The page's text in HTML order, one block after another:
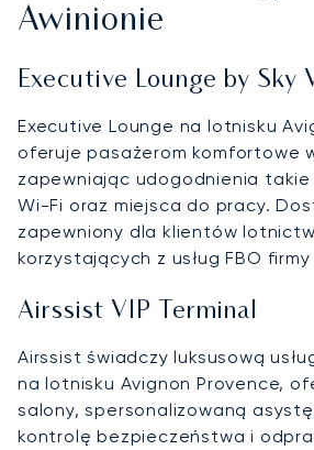
Awinionie
Executive Lounge by Sky
Executive Lounge na lotnisku
oferuje pasażerom komfortowe
zapewniając udogodnienia
Wi-Fi oraz miejsca do pracy.
zapewniony dla klientów
korzystających z usług FBO
Airssist VIP Terminal
Airssist świadczy luksusową
na lotnisku Avignon Provence,
salony, spersonalizowaną
kontrolę bezpieczeństwa i